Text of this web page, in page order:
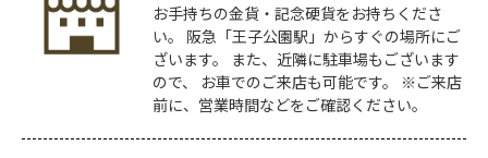
お手持ちの金貨・記念硬貨をお持ちくださ
い。
阪急「王子公園駅」からすぐの場所にご
ざいます。
また、近隣に駐車場もございます
ので、
お車でのご来店も可能です。
※ご来店
前に、営業時間などをご確認ください。